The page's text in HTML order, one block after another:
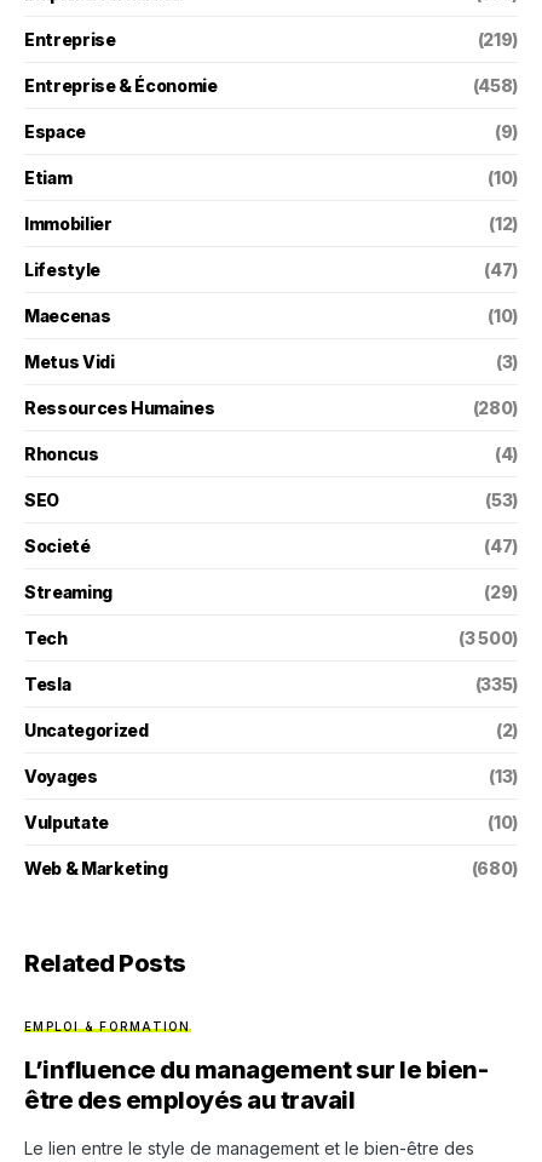
Entreprise (219)
Entreprise & Économie (458)
Espace (9)
Etiam (10)
Immobilier (12)
Lifestyle (47)
Maecenas (10)
Metus Vidi (3)
Ressources Humaines (280)
Rhoncus (4)
SEO (53)
Societé (47)
Streaming (29)
Tech (3 500)
Tesla (335)
Uncategorized (2)
Voyages (13)
Vulputate (10)
Web & Marketing (680)
Related Posts
EMPLOI & FORMATION
L’influence du management sur le bien-
être des employés au travail
Le lien entre le style de management et le bien-être des